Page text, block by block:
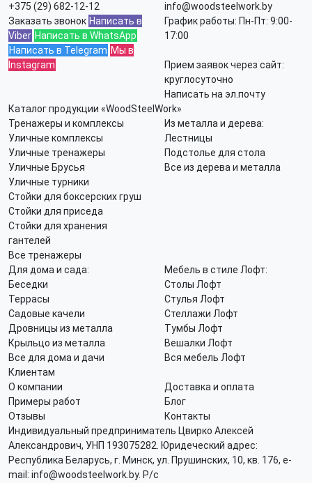
+375 (29) 682-12-12
Заказать звонок Написать в
Viber Написать в WhatsApp
Написать в Telegram Мы в
Instagram
info@woodsteelwork.by
График работы: Пн-Пт: 9:00-
17:00
Прием заявок через сайт:
круглосуточно
Написать на эл.почту
Каталог продукции «WoodSteelWork»
Тренажеры и комплексы
Уличные комплексы
Уличные тренажеры
Уличные Брусья
Уличные турники
Стойки для боксерских груш
Стойки для приседа
Стойки для хранения
гантелей
Все тренажеры
Из металла и дерева:
Лестницы
Подстолье для стола
Все из дерева и металла
Для дома и сада:
Беседки
Террасы
Садовые качели
Дровницы из металла
Крыльцо из металла
Все для дома и дачи
Мебель в стиле Лофт:
Столы Лофт
Стулья Лофт
Стеллажи Лофт
Тумбы Лофт
Вешалки Лофт
Вся мебель Лофт
Клиентам
О компании
Доставка и оплата
Примеры работ
Блог
Отзывы
Контакты
Индивидуальный предприниматель Цвирко Алексей
Александрович, УНП 193075282. Юридеческий адрес:
Республика Беларусь, г. Минск, ул. Прушинских, 10, кв. 176, e-
mail: info@woodsteelwork.by. Р/с